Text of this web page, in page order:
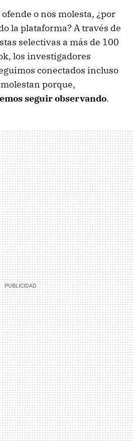
o nos molesta, ¿por
la plataforma? A través de
selectivas a más de 100
los investigadores
conectados incluso
porque,
seguir observando.